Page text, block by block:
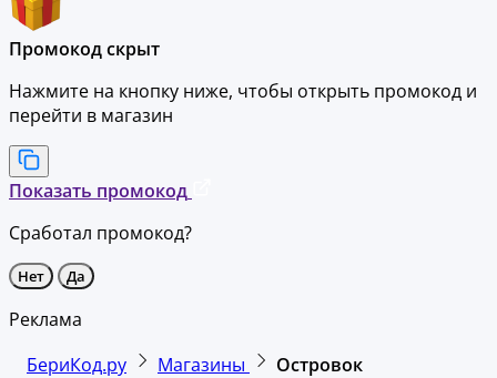
Промокод скрыт
Нажмите на кнопку ниже, чтобы открыть промокод и
перейти в магазин
Показать промокод
Сработал промокод?
Нет Да
Реклама
БериКод.ру
Магазины Островок